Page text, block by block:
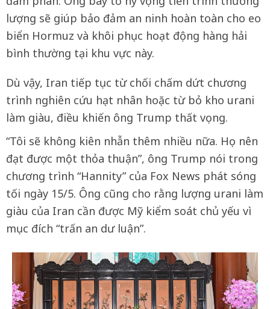
lượng sẽ giúp bảo đảm an ninh hoàn toàn cho eo
biển Hormuz và khôi phục hoạt động hàng hải
bình thường tại khu vực này.
Dù vậy, Iran tiếp tục từ chối chấm dứt chương
trình nghiên cứu hạt nhân hoặc từ bỏ kho urani
làm giàu, điều khiến ông Trump thất vọng.
“Tôi sẽ không kiên nhẫn thêm nhiều nữa. Họ nên
đạt được một thỏa thuận”, ông Trump nói trong
chương trình “Hannity” của Fox News phát sóng
tối ngày 15/5. Ông cũng cho rằng lượng urani làm
giàu của Iran cần được Mỹ kiểm soát chủ yếu vì
mục đích “trấn an dư luận”.